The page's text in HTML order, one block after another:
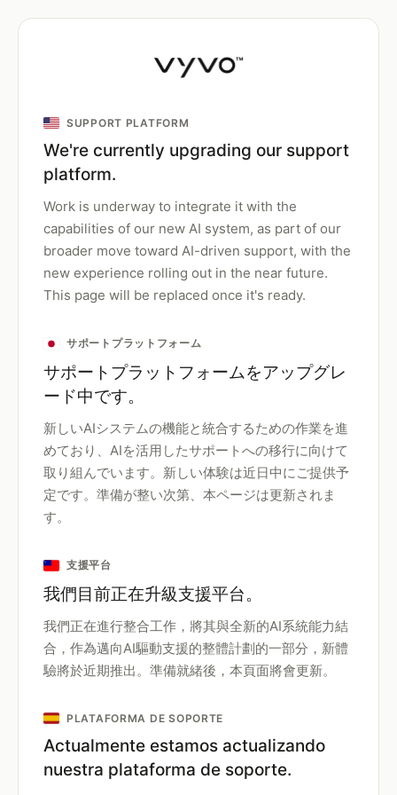
SUPPORT PLATFORM
We're currently upgrading our support
platform.
Work is underway to integrate it with the
capabilities of our new AI system, as part of our
broader move toward AI-driven support, with the
new experience rolling out in the near future.
This page will be replaced once it's ready.
サポートプラットフォーム
サポートプラットフォームをアップグレ
ード中です。
新しいAIシステムの機能と統合するための作業を進
めており、AIを活用したサポートへの移行に向けて
取り組んでいます。新しい体験は近日中にご提供予
定です。準備が整い次第、本ページは更新されま
す。
支援平台
我們目前正在升級支援平台。
我們正在進行整合工作，將其與全新的AI系統能力結
合，作為邁向AI驅動支援的整體計劃的一部分，新體
驗將於近期推出。準備就緒後，本頁面將會更新。
PLATAFORMA DE SOPORTE
Actualmente estamos actualizando
nuestra plataforma de soporte.